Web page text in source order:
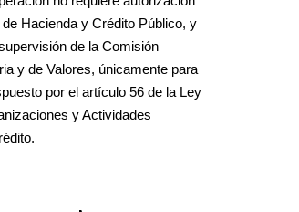
Hacienda y Crédito Público, y
de la Comisión
y de Valores, únicamente para
por el artículo 56 de la Ley
y Actividades